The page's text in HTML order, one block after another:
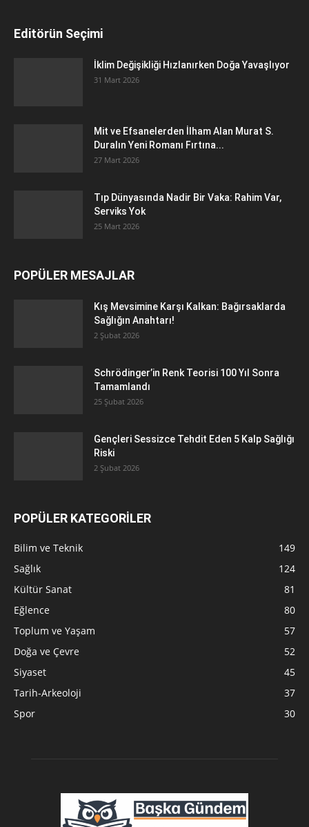
Editörün Seçimi
İklim Değişikliği Hızlanırken Doğa Yavaşlıyor
31 Mart 2026
Mit ve Efsanelerden İlham Alan Murat S.
Duralın Yeni Romanı Fırtına...
27 Mart 2026
Tıp Dünyasında Nadir Bir Vaka: Rahim Var,
Serviks Yok
25 Mart 2026
POPÜLER MESAJLAR
Kış Mevsimine Karşı Kalkan: Bağırsaklarda
Sağlığın Anahtarı!
2 Şubat 2026
Schrödinger’in Renk Teorisi 100 Yıl Sonra
Tamamlandı
25 Şubat 2026
Gençleri Sessizce Tehdit Eden 5 Kalp Sağlığı
Riski
2 Şubat 2026
POPÜLER KATEGORİLER
Bilim ve Teknik
149
Sağlık
124
Kültür Sanat
81
Eğlence
80
Toplum ve Yaşam
57
Doğa ve Çevre
52
Siyaset
45
Tarih-Arkeoloji
37
Spor
30